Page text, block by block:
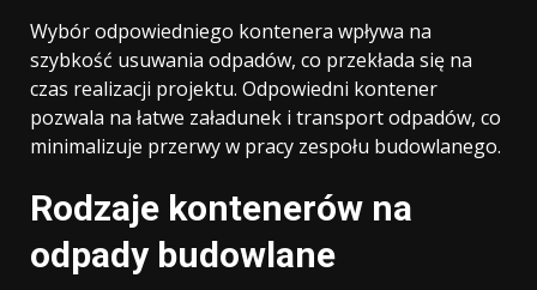
Wybór odpowiedniego kontenera wpływa na
szybkość usuwania odpadów, co przekłada się na
czas realizacji projektu. Odpowiedni kontener
pozwala na łatwe załadunek i transport odpadów, co
minimalizuje przerwy w pracy zespołu budowlanego.
Rodzaje kontenerów na
odpady budowlane